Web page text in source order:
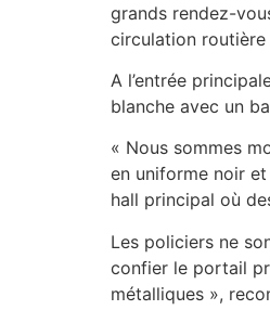
grands rendez-
circulation routière
A l’entrée
blanche avec un
« Nous sommes
en uniforme noir
hall principal où
Les policiers ne
confier le portail
métalliques »,